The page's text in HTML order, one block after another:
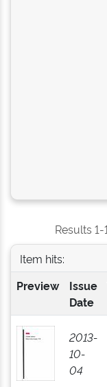
Results
Item hits:
Preview
Issue
Date
2013-
10-
04